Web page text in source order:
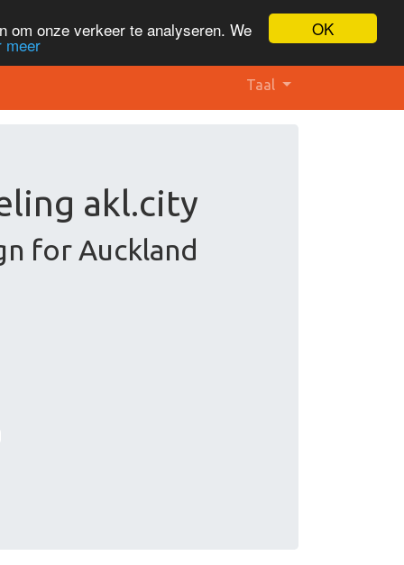
OK
om onze verkeer te analyseren. We
meer
Taal
akl.city
for Auckland